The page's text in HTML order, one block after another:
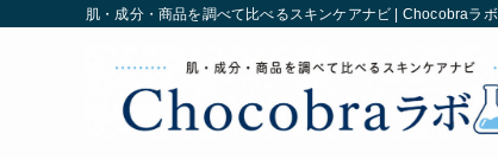
肌・成分・商品を調べて比べるスキンケアナビ | Chocobraラボ